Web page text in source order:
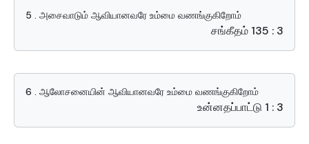
5 . அசைவாடும் ஆவியானவரே உம்மை வணங்குகிறோம்
சங்கீதம் 135 : 3
6 . ஆலோசனையின் ஆவியானவரே உம்மை வணங்குகிறோம்
உன்னதப்பாட்டு 1 : 3